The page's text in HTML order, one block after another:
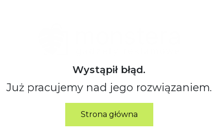
Wystąpił błąd.
Już pracujemy nad jego rozwiązaniem.
Strona główna